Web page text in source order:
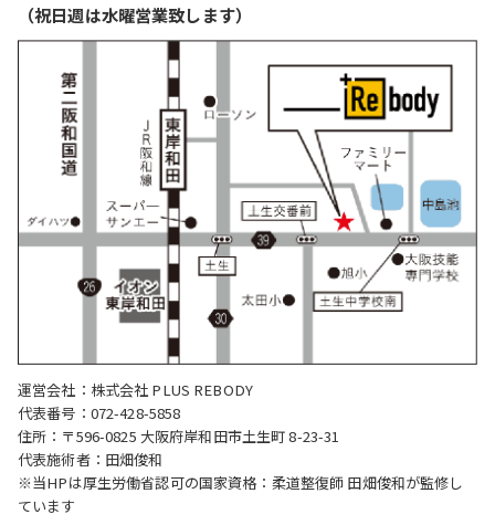
（祝日週は水曜営業致します）
運営会社：株式会社 PLUS REBODY
代表番号：072-428-5858
住所：〒596-0825 大阪府岸和田市土生町 8-23-31
代表施術者：田畑俊和
※当HPは厚生労働省認可の国家資格：柔道整復師 田畑俊和が監修し
ています